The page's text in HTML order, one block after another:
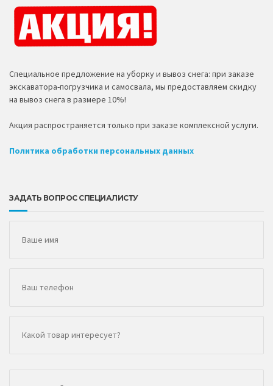
Специальное предложение на уборку и вывоз снега: при заказе
экскаватора-погрузчика и самосвала, мы предоставляем скидку
на вывоз снега в размере 10%!
Акция распространяется только при заказе комплексной услуги.
Политика обработки персональных данных
ЗАДАТЬ ВОПРОС СПЕЦИАЛИСТУ